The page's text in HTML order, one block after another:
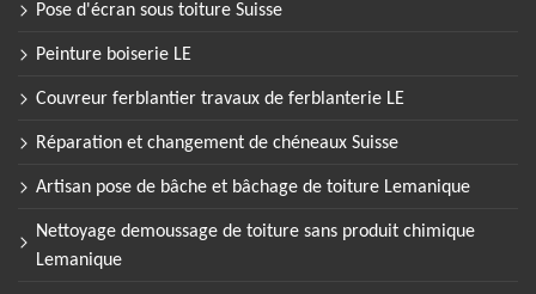
Pose d'écran sous toiture Suisse
Peinture boiserie LE
Couvreur ferblantier travaux de ferblanterie LE
Réparation et changement de chéneaux Suisse
Artisan pose de bâche et bâchage de toiture Lemanique
Nettoyage demoussage de toiture sans produit chimique
Lemanique